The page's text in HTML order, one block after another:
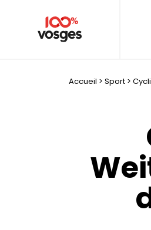
Accueil > Sport >